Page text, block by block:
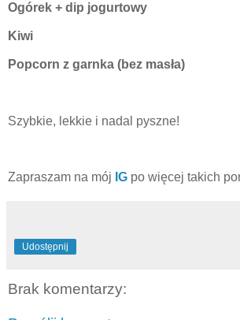
Ogórek + dip jogurtowy
Kiwi
Popcorn z garnka (bez masła)
Szybkie, lekkie i nadal pyszne!
Zapraszam na mój IG po więcej takich
Udostępnij
Brak komentarzy: